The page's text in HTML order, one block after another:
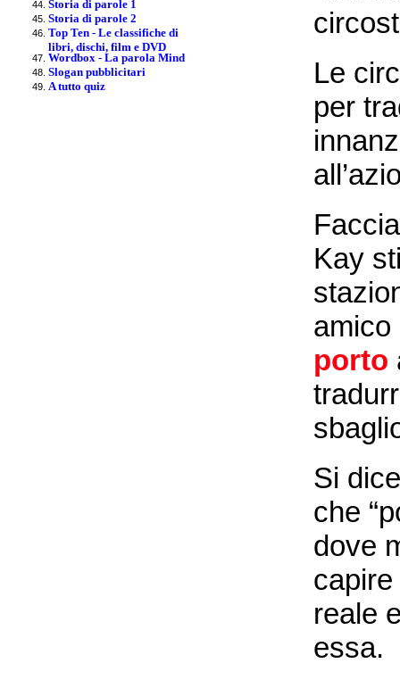
Storia di parole 1
Storia di parole 2
Top Ten - Le classifiche di
libri, dischi, film e DVD
Wordbox - La parola Mind
Slogan pubblicitari
A tutto quiz
Le
per
Kay
amico
porto
Si
che
dove
reale
essa.